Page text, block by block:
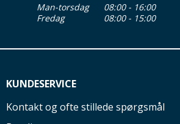
Man-torsdag
08:00 - 16:00
Fredag
08:00 - 15:00
KUNDESERVICE
Kontakt og ofte stillede spørgsmål